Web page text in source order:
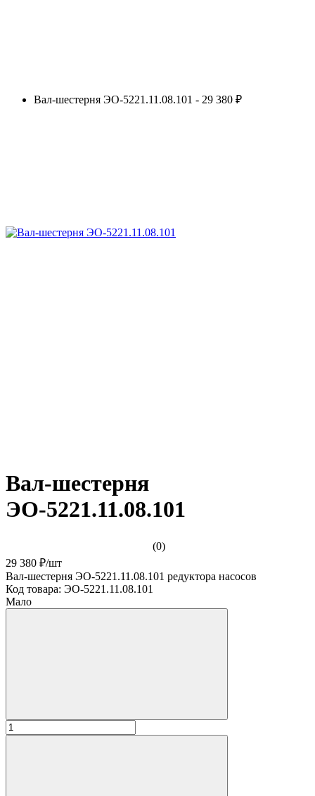
Вал-шестерня ЭО-5221.11.08.101 - 29 380 ₽
Вал-шестерня
ЭО-5221.11.08.101
(0)
29 380 ₽/шт
Вал-шестерня ЭО-5221.11.08.101 редуктора насосов
Код товара: ЭО-5221.11.08.101
Мало